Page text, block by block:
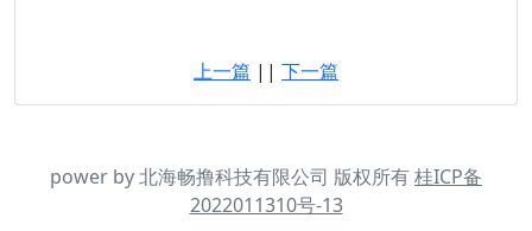
上一篇 || 下一篇
power by 北海畅撸科技有限公司 版权所有桂ICP备
2022011310号-13